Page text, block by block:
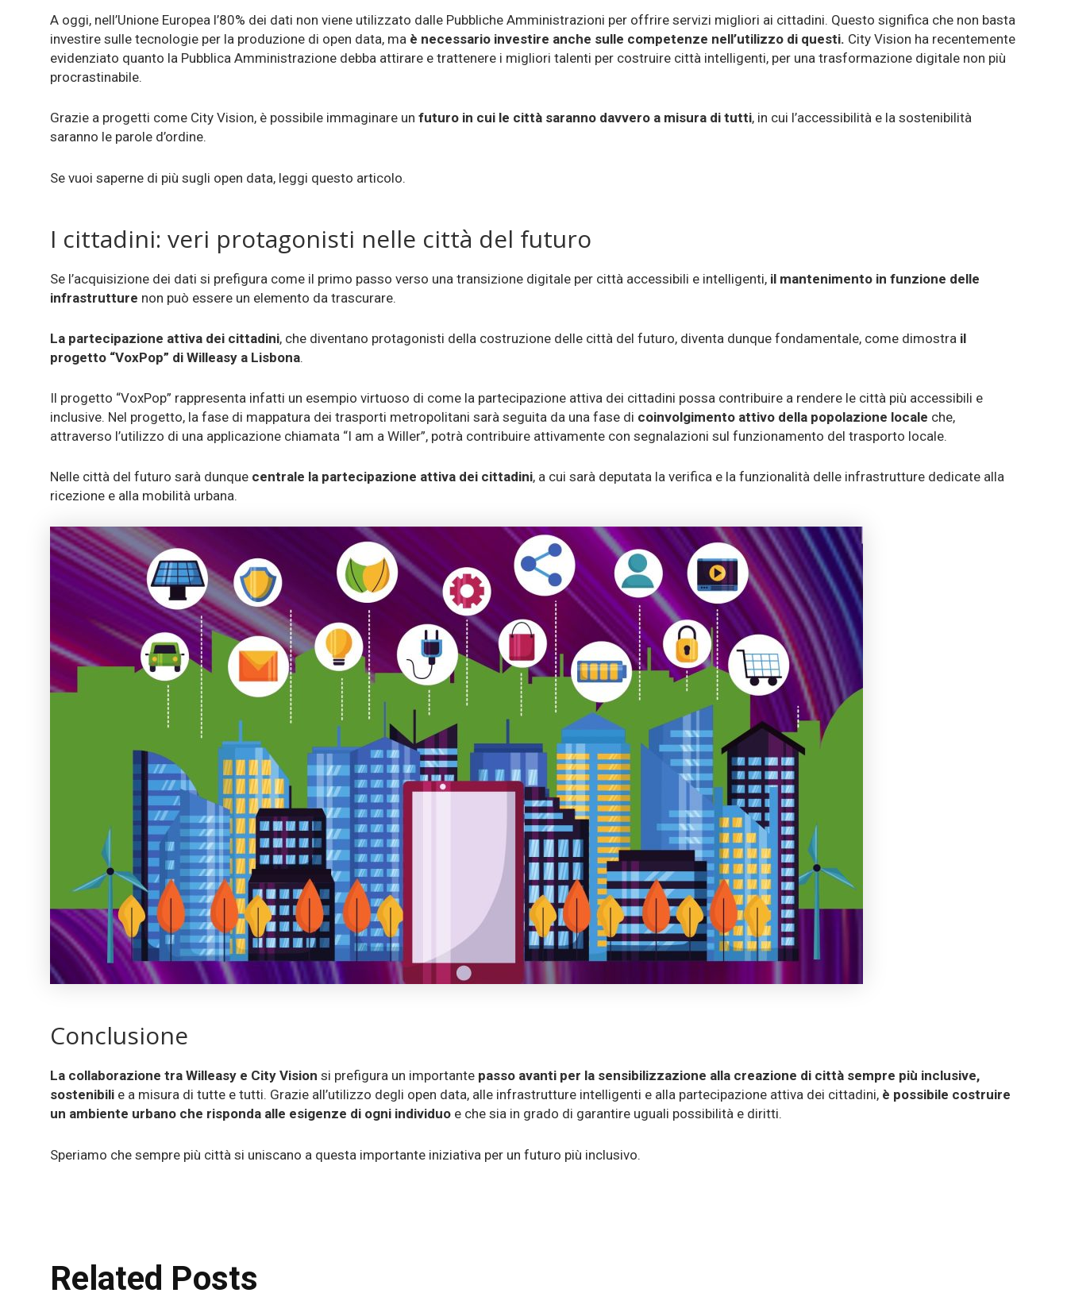
A oggi, nell’Unione Europea l’80% dei dati non viene utilizzato dalle Pubbliche Amministrazioni per offrire servizi migliori ai cittadini. Questo significa che non basta
investire sulle tecnologie per la produzione di open data, ma è necessario investire anche sulle competenze nell’utilizzo di questi. City Vision ha recentemente
evidenziato quanto la Pubblica Amministrazione debba attirare e trattenere i migliori talenti per costruire città intelligenti, per una trasformazione digitale non più
procrastinabile.
Grazie a progetti come City Vision, è possibile immaginare un futuro in cui le città saranno davvero a misura di tutti, in cui l’accessibilità e la sostenibilità
saranno le parole d’ordine.
Se vuoi saperne di più sugli open data, leggi questo articolo.
I cittadini: veri protagonisti nelle città del futuro
Se l’acquisizione dei dati si prefigura come il primo passo verso una transizione digitale per città accessibili e intelligenti, il mantenimento in funzione delle
infrastrutture non può essere un elemento da trascurare.
La partecipazione attiva dei cittadini, che diventano protagonisti della costruzione delle città del futuro, diventa dunque fondamentale, come dimostra il
progetto “VoxPop” di Willeasy a Lisbona.
Il progetto “VoxPop” rappresenta infatti un esempio virtuoso di come la partecipazione attiva dei cittadini possa contribuire a rendere le città più accessibili e
inclusive. Nel progetto, la fase di mappatura dei trasporti metropolitani sarà seguita da una fase di coinvolgimento attivo della popolazione locale che,
attraverso l’utilizzo di una applicazione chiamata “I am a Willer”, potrà contribuire attivamente con segnalazioni sul funzionamento del trasporto locale.
Nelle città del futuro sarà dunque centrale la partecipazione attiva dei cittadini, a cui sarà deputata la verifica e la funzionalità delle infrastrutture dedicate alla
ricezione e alla mobilità urbana.
Conclusione
La collaborazione tra Willeasy e City Vision si prefigura un importante passo avanti per la sensibilizzazione alla creazione di città sempre più inclusive,
sostenibilie a misura di tutte e tutti. Grazie all’utilizzo degli open data, alle infrastrutture intelligenti e alla partecipazione attiva dei cittadini, è possibile costruire
un ambiente urbano che risponda alle esigenze di ogni individuoe che sia in grado di garantire uguali possibilità e diritti.
Speriamo che sempre più città si uniscano a questa importante iniziativa per un futuro più inclusivo.
Related Posts